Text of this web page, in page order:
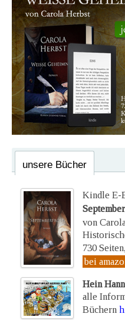
unsere Bücher
Kindle E-
von
730 Seiten,
bei
Hein
alle
Büchern